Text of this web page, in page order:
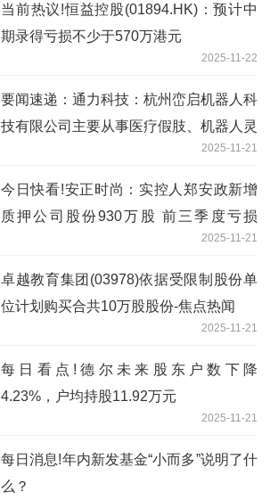
当前热议!恒益控股(01894.HK)：预计中
期录得亏损不少于570万港元
2025-11-22
要闻速递：通力科技：杭州峦启机器人科
技有限公司主要从事医疗假肢、机器人灵
2025-11-21
今日快看!安正时尚：实控人郑安政新增
质押公司股份930万股 前三季度亏损
2025-11-21
卓越教育集团(03978)依据受限制股份单
位计划购买合共10万股股份-焦点热闻
2025-11-21
每日看点!德尔未来股东户数下降
4.23%，户均持股11.92万元
2025-11-21
每日消息!年内新发基金“小而多”说明了什
么？